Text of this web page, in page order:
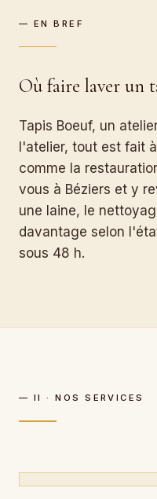
— EN BREF
Où faire laver un
Tapis Boeuf, un
l'atelier, tout est fait
comme la
vous à Béziers et y
une laine, le
davantage selon
sous 48 h.
— II · NOS SERVICES